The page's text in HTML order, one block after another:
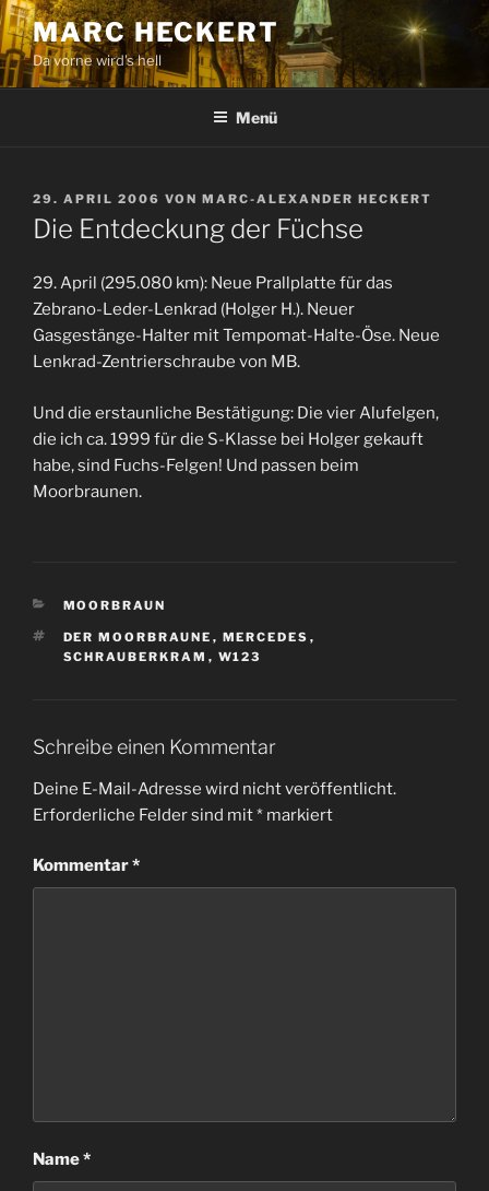
Zum
Inhalt
springen
MARC HECKERT
Da vorne wird's hell
Menü
VERÖFFENTLICHT
AM
29. APRIL 2006 VON MARC-ALEXANDER HECKERT
Die Entdeckung der Füchse
29. April (295.080 km): Neue Prallplatte für das
Zebrano-Leder-Lenkrad (Holger H.). Neuer
Gasgestänge-Halter mit Tempomat-Halte-Öse. Neue
Lenkrad-Zentrierschraube von MB.
Und die erstaunliche Bestätigung: Die vier Alufelgen,
die ich ca. 1999 für die S-Klasse bei Holger gekauft
habe, sind Fuchs-Felgen! Und passen beim
Moorbraunen.
KATEGORIEN
MOORBRAUN
SCHLAGWÖRTER
DER MOORBRAUNE , MERCEDES ,
SCHRAUBERKRAM , W123
Schreibe einen Kommentar
Deine E-Mail-Adresse wird nicht veröffentlicht.
Erforderliche Felder sind mit* markiert
Kommentar*
Name*